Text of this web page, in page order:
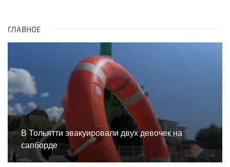
ГЛАВНОЕ
В Тольятти эвакуировали двух девочек на
сапборде